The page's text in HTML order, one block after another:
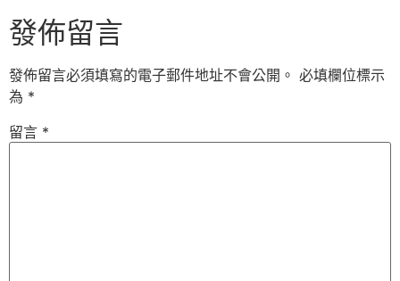
發佈留言
發佈留言必須填寫的電子郵件地址不會公開。 必填欄位標示
為 *
留言 *